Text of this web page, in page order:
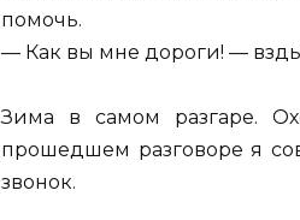
помочь.
— Как вы мне дороги! —
Зима в самом разгаре.
прошедшем разговоре я
звонок.